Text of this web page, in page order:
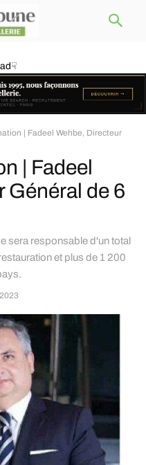
| Fadeel Wehbe, Directeur
| Fadeel
Général de 6
sera responsable d'un total
et plus de 1 200